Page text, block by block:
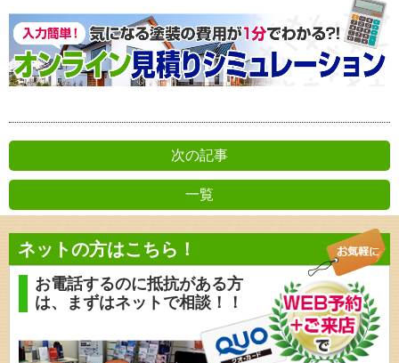
次の記事
一覧
前の記事
ネットの方はこちら！
お電話するのに抵抗がある方
は、
まずはネットで相談！！